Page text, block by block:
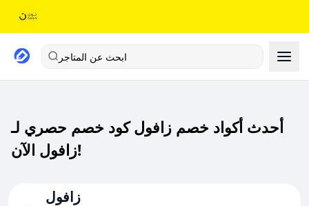
ابحث عن المتاجر
أحدث أكواد خصم زافول كود خصم حصري لـ
زافول الآن!
زافول